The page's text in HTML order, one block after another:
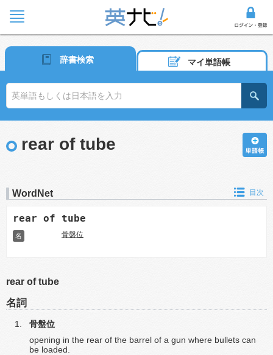
辞書検索 マイ単語帳
rear of tube
WordNet 目次
rear of tube
名 骨盤位
rear of tube
名詞
骨盤位
opening in the rear of the barrel of a gun where bullets can
be loaded.